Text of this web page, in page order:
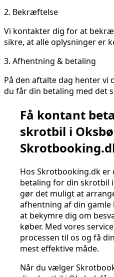
2. Bekræftelse
Vi kontakter dig for at
sikre, at alle oplysninger er
3. Afhentning & betaling
På den aftalte dag henter
du får din betaling med det
Få kontant
skrotbil i
Hos Skrotbooking.dk
betaling for din skrotbil
gør det muligt at
afhentning af din gamle
at bekymre dig om
køber. Med vores
processen til os og få
mest effektive måde.
Når du vælger